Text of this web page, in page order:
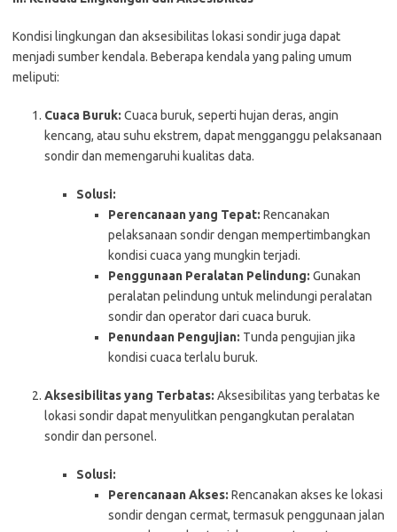
Kondisi lingkungan dan aksesibilitas lokasi sondir juga dapat
menjadi sumber kendala. Beberapa kendala yang paling umum
meliputi:
Cuaca Buruk: Cuaca buruk, seperti hujan deras, angin
kencang, atau suhu ekstrem, dapat mengganggu pelaksanaan
sondir dan memengaruhi kualitas data.
Solusi:
Perencanaan yang Tepat: Rencanakan
pelaksanaan sondir dengan mempertimbangkan
kondisi cuaca yang mungkin terjadi.
Penggunaan Peralatan Pelindung: Gunakan
peralatan pelindung untuk melindungi peralatan
sondir dan operator dari cuaca buruk.
Penundaan Pengujian: Tunda pengujian jika
kondisi cuaca terlalu buruk.
Aksesibilitas yang Terbatas: Aksesibilitas yang terbatas ke
lokasi sondir dapat menyulitkan pengangkutan peralatan
sondir dan personel.
Solusi:
Perencanaan Akses: Rencanakan akses ke lokasi
sondir dengan cermat, termasuk penggunaan jalan